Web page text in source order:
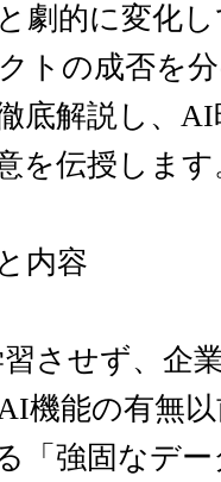
劇的に変化
トの成否を
底解説し、
を伝授します
内容
させず、企
機能の有無
「強固なデ